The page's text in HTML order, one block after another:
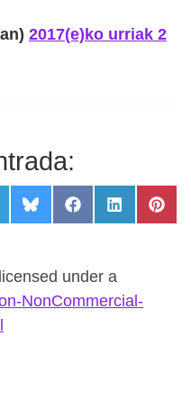
2017(e)ko urriak 2
en WhatsApp
en Telegram
Compartir en Bluesky
Compartir en
Compartir
under a
NonCommercial-